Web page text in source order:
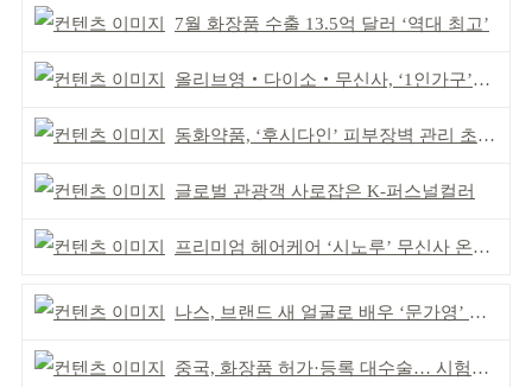
7월 화장품 수출 13.5억 달러 ‘역대 최고’
올리브영‧다이소‧무신사, ‘1인가구’가 이끈다
동화약품, ‘후시다인’ 피부장벽 관리 초점 ‘리브랜딩’
글로벌 관광객 사로잡은 K-퍼스널컬러
프리미엄 헤어케어 ‘시노루’ 무신사 온라인 입점
나스, 브랜드 새 얼굴로 배우 ‘문가영’ 발탁
중국, 화장품 허가·등록 대수술… 시험자료 공용 허용